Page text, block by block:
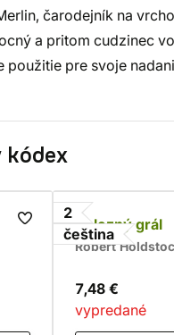
čarodejník na
a pritom cudzinec
použitie pre svoje
2
čeština
Železný grál
Robert
7,48 €
vypredané